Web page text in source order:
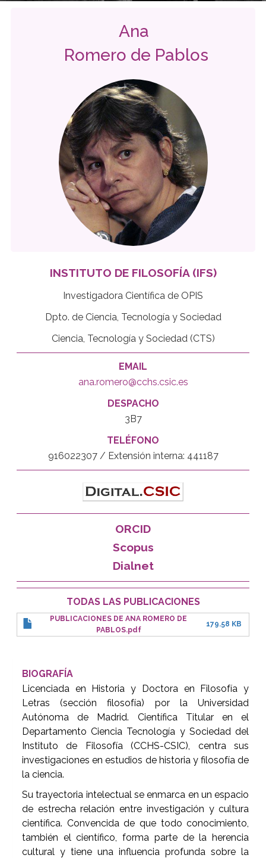
Ana
Romero de Pablos
INSTITUTO DE FILOSOFÍA (IFS)
Investigadora Científica de OPIS
Dpto. de Ciencia, Tecnología y Sociedad
Ciencia, Tecnología y Sociedad (CTS)
EMAIL
ana.romero@cchs.csic.es
DESPACHO
3B7
TELÉFONO
916022307 / Extensión interna: 441187
ORCID
Scopus
Dialnet
TODAS LAS PUBLICACIONES
PUBLICACIONES DE ANA ROMERO DE
PABLOS.pdf
179.58 KB
BIOGRAFÍA
Licenciada en Historia y Doctora en Filosofía y
Letras (sección filosofía) por la Universidad
Autónoma de Madrid. Científica Titular en el
Departamento Ciencia Tecnología y Sociedad del
Instituto de Filosofía (CCHS-CSIC), centra sus
investigaciones en estudios de historia y filosofía de
la ciencia.
Su trayectoria intelectual se enmarca en un espacio
de estrecha relación entre investigación y cultura
científica. Convencida de que todo conocimiento,
también el científico, forma parte de la herencia
cultural y tiene una influencia profunda sobre la